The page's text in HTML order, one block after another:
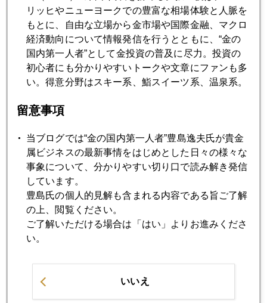
2012年02月22日
ギリシャ支援合意で金、プラチナ急騰
2012年02月20日
ギリシャ救済―キリギリスはアリになれない
2012年02月17日
日本株 メルトダウンからメルトアップへ？
2012年02月16日
高血圧の米国経済、低血圧の日本経済
2012年02月15日
ポールソン 金売却継続
2012年02月13日
デフォルトを望むアテネ市民
リッヒやニューヨークでの豊富な相場体験と人脈を
もとに、自由な立場から金市場や国際金融、マクロ
経済動向について情報発信を行うとともに、“金の
国内第一人者”として金投資の普及に尽力。投資の
初心者にも分かりやすいトークや文章にファンも多
い。得意分野はスキー系、鮨スイーツ系、温泉系。
留意事項
当ブログでは“金の国内第一人者”豊島逸夫氏が貴金
属ビジネスの最新事情をはじめとした日々の様々な
事象について、分かりやすい切り口で読み解き発信
しています。
豊島氏の個人的見解も含まれる内容である旨ご了解
の上、閲覧ください。
ご了解いただける場合は「はい」よりお進みくださ
い。
いいえ